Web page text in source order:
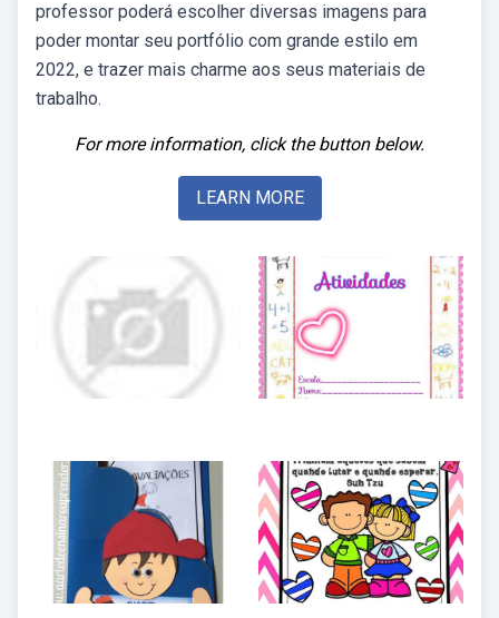
professor poderá escolher diversas imagens para
poder montar seu portfólio com grande estilo em
2022, e trazer mais charme aos seus materiais de
trabalho.
For more information, click the button below.
LEARN MORE